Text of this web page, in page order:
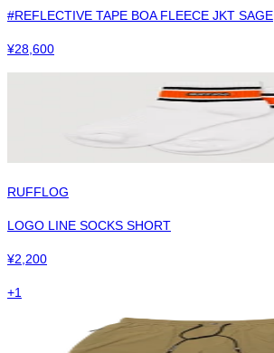
#REFLECTIVE TAPE BOA FLEECE JKT SAGE
¥28,600
RUFFLOG
LOGO LINE SOCKS SHORT
¥2,200
+1